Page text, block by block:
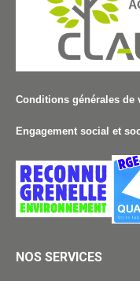
Conditions générales de
Engagement social et
NOS SERVICES